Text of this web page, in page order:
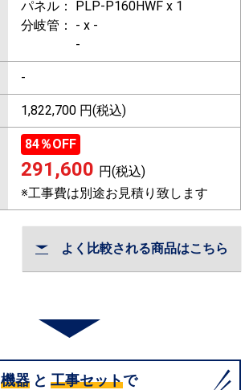
パネル： PLP-P160HWF x 1
分岐管： - x -
-
-
1,822,700 円(税込)
84％OFF
291,600 円(税込)
※工事費は別途お見積り致します
よく比較される商品はこちら
機器 と 工事セットで